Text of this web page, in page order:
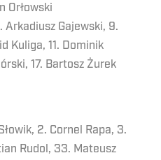
Orłowski
Arkadiusz Gajewski, 9.
Kuliga, 11. Dominik
17. Bartosz Żurek
2. Cornel Rapa, 3.
Rudol, 33. Mateusz